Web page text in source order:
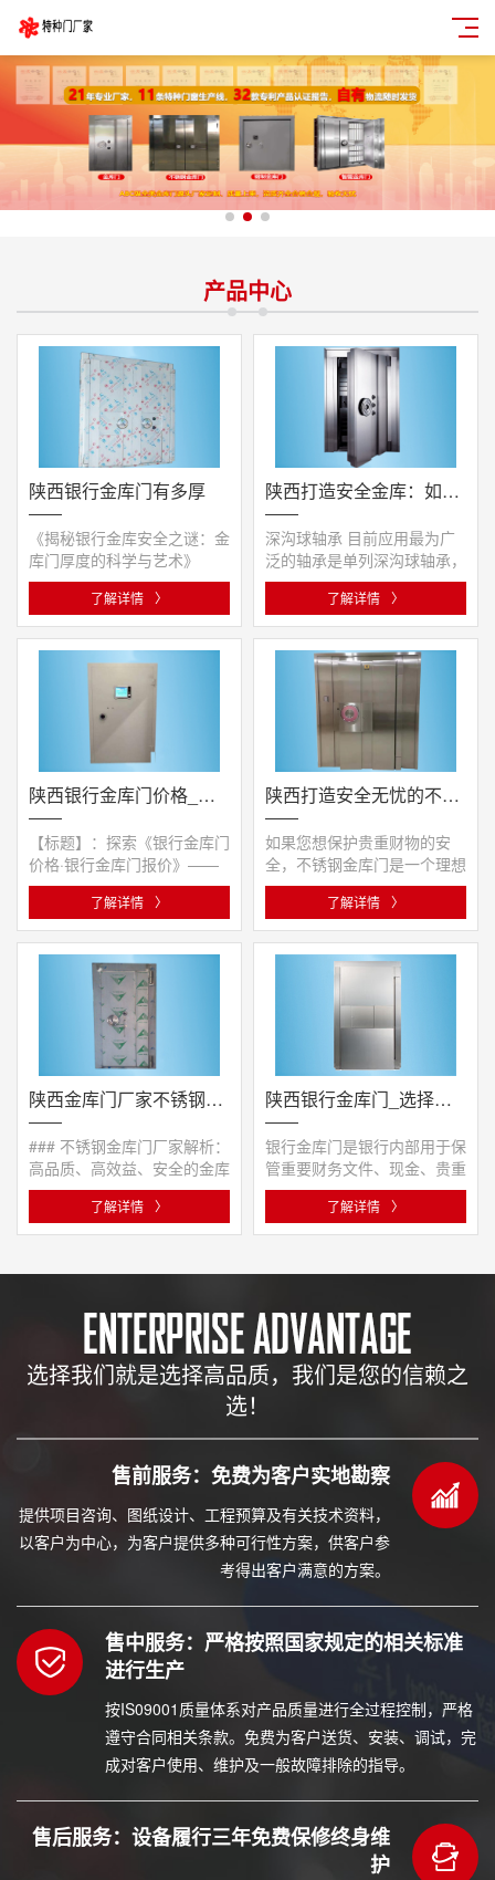
产品中心
陕西银行金库门有多厚
《揭秘银行金库安全之谜：金
库门厚度的科学与艺术》
一、引言 在金融安全领域，
了解详情 〉
陕西打造安全金库：如何定制银行金库门，保护财富安全
深沟球轴承 目前应用最为广
泛的轴承是单列深沟球轴承，
由二个淬火钢套圈、钢球和保
了解详情 〉
陕西银行金库门价格_银行金库门报价
【标题】：探索《银行金库门
价格·银行金库门报价》——
保障金融资产安全的行业翘楚
了解详情 〉
陕西打造安全无忧的不锈钢金库门，选择专业生产厂家
如果您想保护贵重财物的安
全，不锈钢金库门是一个理想
的选择。作为专业生产厂家，
了解详情 〉
陕西金库门厂家不锈钢金库门
### 不锈钢金库门厂家解析：
高品质、高效益、安全的金库
门之选#### 一、引子在当今
了解详情 〉
陕西银行金库门_选择银行金库门，全面了解产品特点及其关键作用
银行金库门是银行内部用于保
管重要财务文件、现金、贵重
物品等的关键安全设施。以下
了解详情 〉
选择我们就是选择高品质，我们是您的信赖之
选！
售前服务：免费为客户实地勘察
提供项目咨询、图纸设计、工程预算及有关技术资料，
以客户为中心，为客户提供多种可行性方案，供客户参
考得出客户满意的方案。
售中服务：严格按照国家规定的相关标准
进行生产
按IS09001质量体系对产品质量进行全过程控制，严格
遵守合同相关条款。免费为客户送货、安装、调试，完
成对客户使用、维护及一般故障排除的指导。
售后服务：设备履行三年免费保修终身维
护